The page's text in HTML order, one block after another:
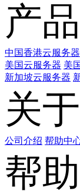
产
中国香港云服务器
美国云服务器 美
新加坡云服务器
关
公司介绍 帮助中
帮